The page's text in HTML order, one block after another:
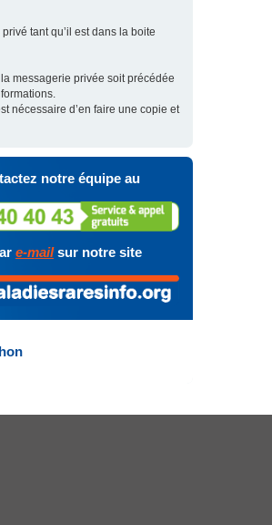
tant qu’il est dans la boite
messagerie privée soit précédée
nécessaire d’en faire une copie et
notre équipe au
e-mailsur notre site